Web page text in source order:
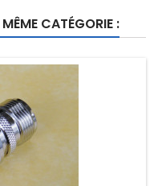
CATÉGORIE :